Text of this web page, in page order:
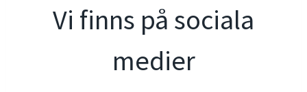
Vi finns på sociala
medier